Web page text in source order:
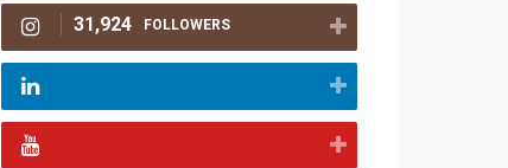
31,924 FOLLOWERS